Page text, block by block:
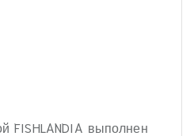
FISHLANDIA выполнен